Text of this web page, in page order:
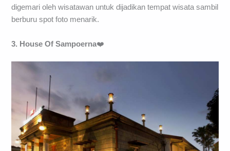
digemari oleh wisatawan untuk dijadikan tempat wisata sambil
berburu spot foto menarik.
3. House Of Sampoerna❤️